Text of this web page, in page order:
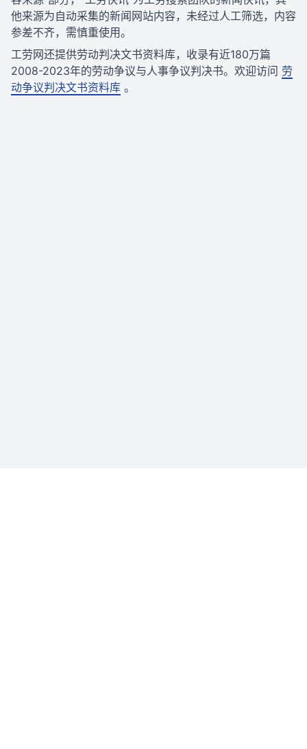
他来源为自动采集的新闻网站内容，未经过人工筛选，内容
参差不齐，需慎重使用。
工劳网还提供劳动判决文书资料库，收录有近180万篇
2008-2023年的劳动争议与人事争议判决书。欢迎访问 劳
动争议判决文书资料库 。